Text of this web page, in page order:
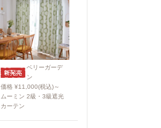
ベリーガーデ
ン
価格 ¥11,000(税込)～
ムーミン 2級・3級遮光
カーテン